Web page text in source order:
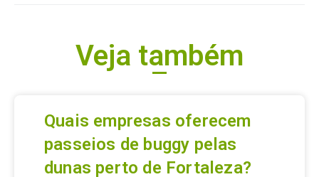
Veja também
Quais empresas oferecem
passeios de buggy pelas
dunas perto de Fortaleza?